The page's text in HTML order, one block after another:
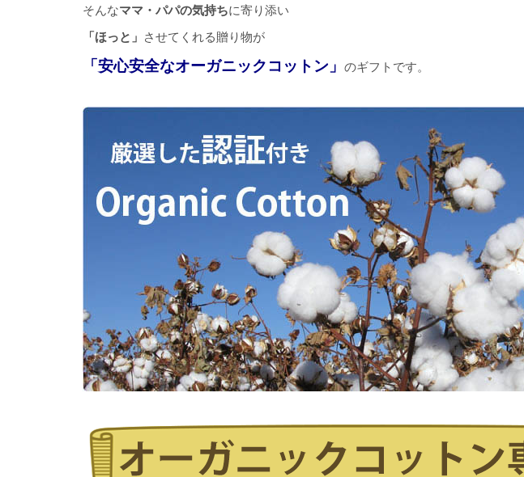
そんなママ・パパの気持ちに寄り添い
「ほっと」 させてくれる贈り物が
「安心安全なオーガニックコットン」 のギフトです。